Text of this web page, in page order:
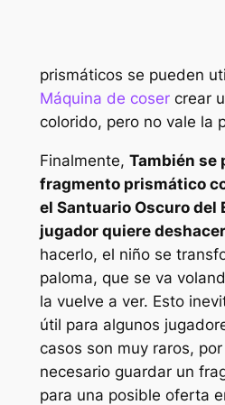
prismáticos se pueden
Máquina de cosercrear
colorido, pero no vale la
Finalmente, También se
fragmento prismático
el Santuario Oscuro del
jugador quiere
hacerlo, el niño se
paloma, que se va
la vuelve a ver. Esto
útil para algunos
casos son muy raros,
necesario guardar un
para una posible oferta